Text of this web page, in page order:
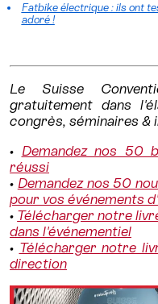
Fatbike électrique : ils ont
adoré !
Le Suisse
gratuitement dans
congrès, séminaires &
• Demandez nos 50
réussi
• Demandez nos 50
pour vos événements
• Télécharger notre
dans l'événementiel
• Télécharger notre
direction